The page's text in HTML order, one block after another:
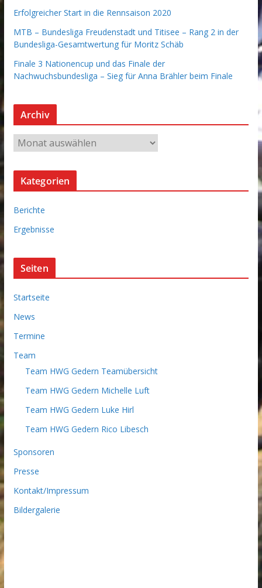
Erfolgreicher Start in die Rennsaison 2020
MTB – Bundesliga Freudenstadt und Titisee – Rang 2 in der
Bundesliga-Gesamtwertung für Moritz Schäb
Finale 3 Nationencup und das Finale der
Nachwuchsbundesliga – Sieg für Anna Brähler beim Finale
Archiv
r
c
v
Kategorien
Berichte
Ergebnisse
Seiten
Startseite
News
Termine
Team
Team HWG Gedern Teamübersicht
Team HWG Gedern Michelle Luft
Team HWG Gedern Luke Hirl
Team HWG Gedern Rico Libesch
Sponsoren
Presse
Kontakt/Impressum
Bildergalerie